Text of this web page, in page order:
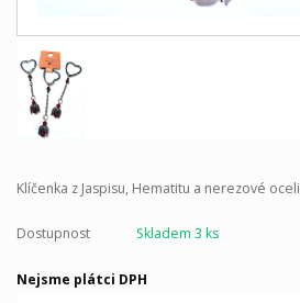
Klíčenka z Jaspisu, Hematitu a nerezové oceli
Dostupnost Skladem 3 ks
Nejsme plátci DPH